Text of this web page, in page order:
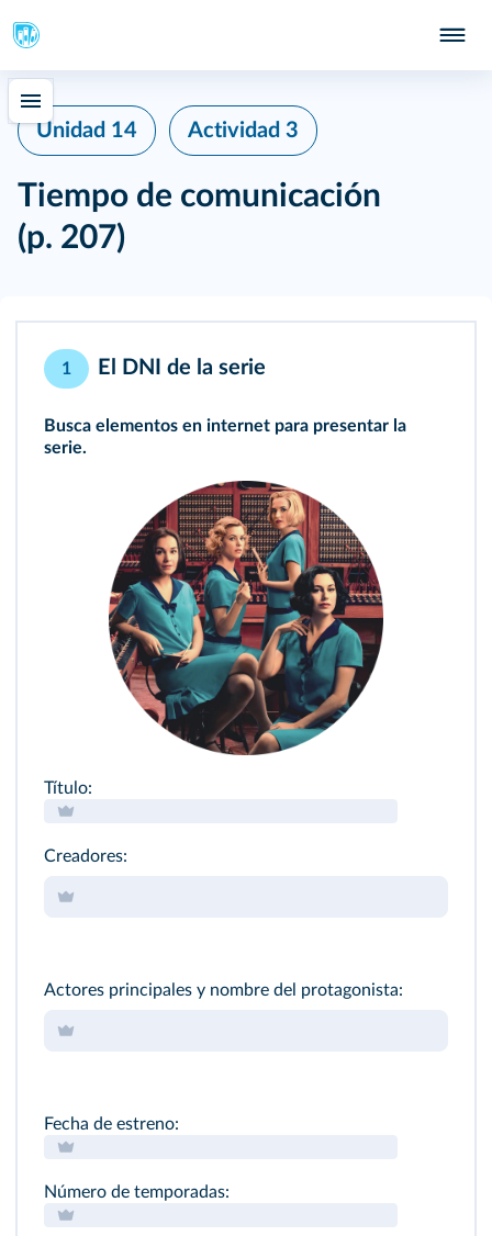
Unidad 14 Actividad 3
Tiempo de comunicación
(p. 207)
1 El DNI de la serie
Busca elementos en internet para presentar la
serie.
Título:
Creadores:
Actores principales y nombre del protagonista:
Fecha de estreno:
Número de temporadas: